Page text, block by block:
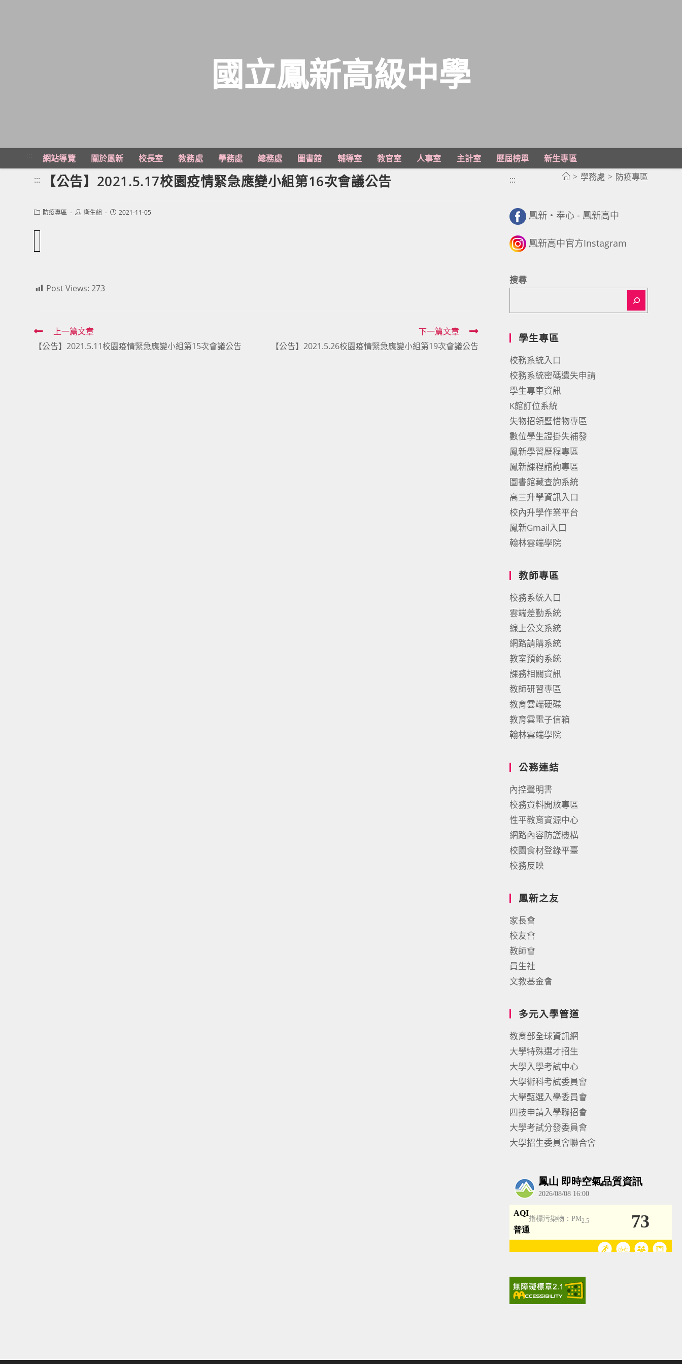
主
國立鳳新高級中學
網站導覽 關於鳳新 校長室 教務處 學務處 總務處 圖書館 輔導室 教官室 人事室 主計室 歷屆榜單
新生專區
> 學務處 > 防疫專區
::: 【公告】2021.5.17校園疫情緊急應變小組第16次會議公告
Post防疫專區
Post衛生組
Post2021-11-05
Post Views: 273
Read
more
上一篇文章
【公告】2021.5.11校園疫情緊急應變小組第15次會議公告
下一篇文章
【公告】2021.5.26校園疫情緊急應變小組第19次會議公告
:::
鳳新・奉心 - 鳳新高中
鳳新高中官方Instagram
搜尋
學生專區
校務系統入口
校務系統密碼遺失申請
學生專車資訊
K館訂位系統
失物招領暨惜物專區
數位學生證掛失補發
鳳新學習歷程專區
鳳新課程諮詢專區
圖書館藏查詢系統
高三升學資訊入口
校內升學作業平台
鳳新Gmail入口
翰林雲端學院
教師專區
校務系統入口
雲端差勤系統
線上公文系統
網路請購系統
教室預約系統
課務相關資訊
教師研習專區
教育雲端硬碟
教育雲電子信箱
翰林雲端學院
公務連結
內控聲明書
校務資料開放專區
性平教育資源中心
網路內容防護機構
校園食材登錄平臺
校務反映
鳳新之友
家長會
校友會
教師會
員生社
文教基金會
多元入學管道
教育部全球資訊網
大學特殊選才招生
大學入學考試中心
大學術科考試委員會
大學甄選入學委員會
四技申請入學聯招會
大學考試分發委員會
大學招生委員會聯合會